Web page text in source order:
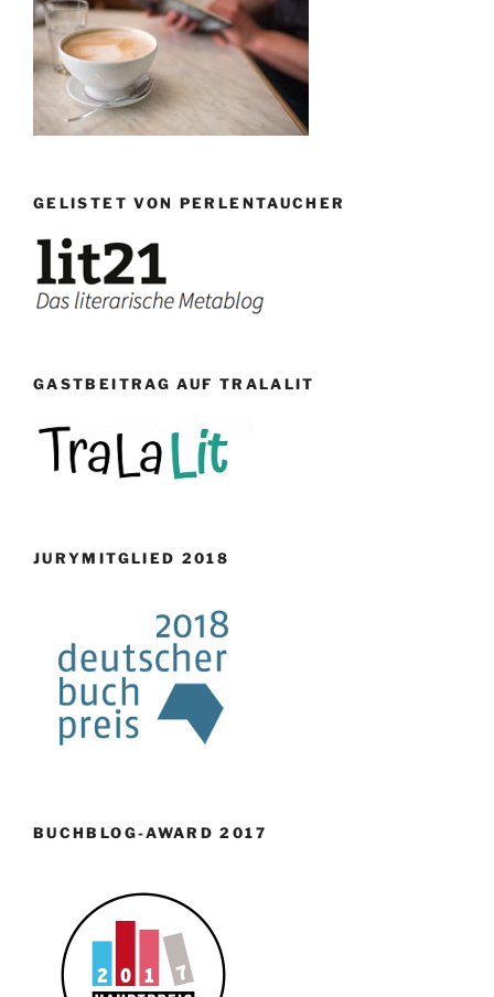
GELISTET VON PERLENTAUCHER
GASTBEITRAG AUF TRALALIT
JURYMITGLIED 2018
BUCHBLOG-AWARD 2017